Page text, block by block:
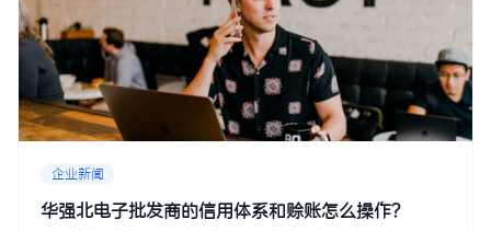
企业新闻
华强北电子批发商的信用体系和赊账怎么操作？